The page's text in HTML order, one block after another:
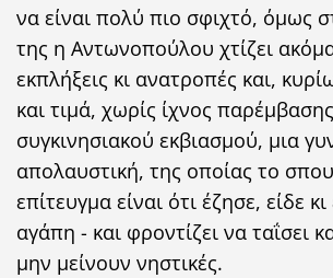
να είναι πολύ πιο σφιχτό, όμως
της η Αντωνοπούλου χτίζει
εκπλήξεις κι ανατροπές και,
και τιμά, χωρίς ίχνος
συγκινησιακού εκβιασμού, μια
απολαυστική, της οποίας το
επίτευγμα είναι ότι έζησε, είδε
αγάπη - και φροντίζει να ταΐσει
μην μείνουν νηστικές.